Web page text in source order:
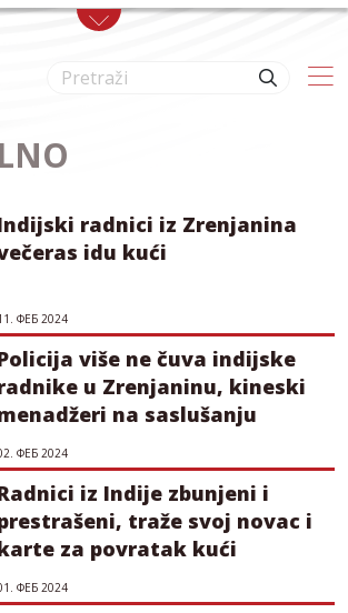
radnici iz Zrenjanina
idu kući
ФЕБ 2024
više ne čuva indijske
u Zrenjaninu, kineski
na saslušanju
ФЕБ 2024
iz Indije zbunjeni i
traže svoj novac i
za povratak kući
ФЕБ 2024